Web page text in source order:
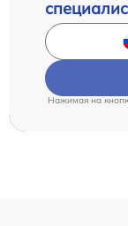
Нажимая на